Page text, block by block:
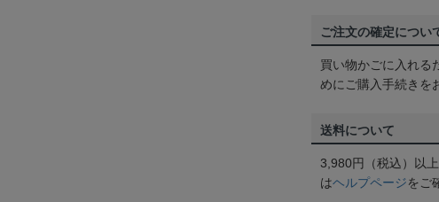
ご注文の確定につい
買い物かごに入れる
めにご購入手続きを
送料について
3,980円（税込）以
はヘルプページをご